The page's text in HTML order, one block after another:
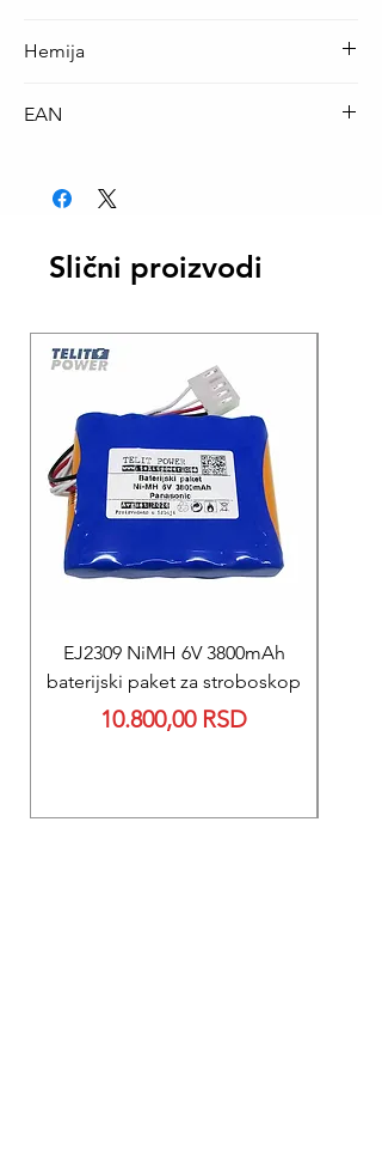
Hemija
EAN
Slični proizvodi
EJ2309 NiMH 6V 3800mAh
baterijski paket za stroboskop
Price
10.800,00 RSD